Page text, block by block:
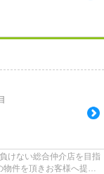
けない総合仲介店を目指
物件を頂きお客様へ提供